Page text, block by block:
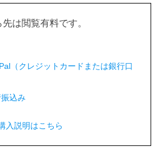
は閲覧有料です。
（クレジットカードまたは銀行口
込み
入説明はこちら